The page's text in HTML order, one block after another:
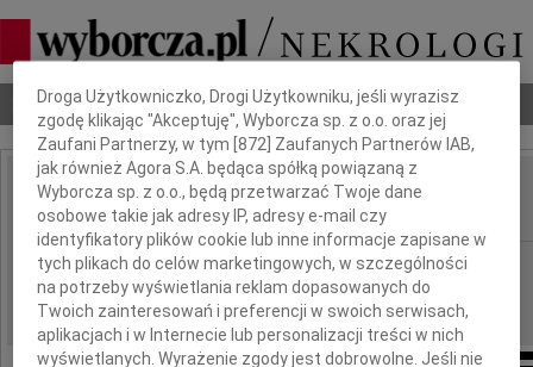
Nekrologi Odeszli Poradnik pogrzebowy
IMIĘ I NAZWISKO: Eugeniusz Spyrka
REGION: Kraków
DATA EMISJI: 25.07.2013
Dbamy o Twoją prywatność
Droga Użytkowniczko, Drogi Użytkowniku, jeśli wyrazisz
zgodę klikając "Akceptuję", Wyborcza sp. z o.o. oraz jej
Zaufani Partnerzy, w tym [872 ] Zaufanych Partnerów IAB,
jak również Agora S.A. będąca spółką powiązaną z
Wyborcza sp. z o.o., będą przetwarzać Twoje dane
osobowe takie jak adresy IP, adresy e-mail czy
identyfikatory plików cookie lub inne informacje zapisane w
tych plikach do celów marketingowych, w szczególności
na potrzeby wyświetlania reklam dopasowanych do
Twoich zainteresowań i preferencji w swoich serwisach,
aplikacjach i w Internecie lub personalizacji treści w nich
wyświetlanych. Wyrażenie zgody jest dobrowolne. Jeśli nie